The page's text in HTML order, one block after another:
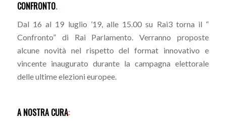
CONFRONTO.
Dal 16 al 19 luglio ’19, alle 15.00 su Rai3 torna il “
Confronto” di Rai Parlamento. Verranno proposte
alcune novità nel rispetto del format innovativo e
vincente inaugurato durante la campagna elettorale
delle ultime elezioni europee.
A NOSTRA CURA: